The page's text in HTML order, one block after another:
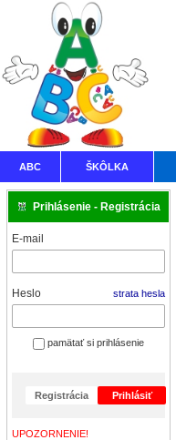
ABC ŠKÔLKA
Prihlásenie - Registrácia
E-mail
Heslo strata hesla
pamätať si prihlásenie
Registrácia Prihlásiť
UPOZORNENIE!